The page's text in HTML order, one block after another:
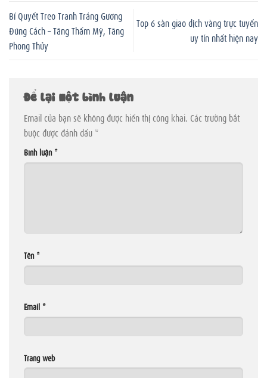
Bí Quyết Treo Tranh Tráng Gương
Đúng Cách – Tăng Thẩm Mỹ, Tăng
Phong Thủy
Top 6 sàn giao dịch vàng trực tuyến
uy tín nhất hiện nay
Để lại một bình luận
Email của bạn sẽ không được hiển thị công khai. Các trường bắt
buộc được đánh dấu *
Bình luận *
Tên *
Email *
Trang web